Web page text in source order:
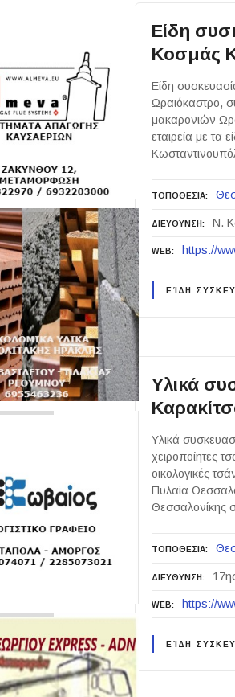
Είδη
Κοσμάς
Είδη
Ωραιόκαστρο,
μακαρονιών
εταιρεία με τα
ΤΟΠΟΘΕΣΙΑ
ΔΙΕΥΘΥΝΣΗ Ν.
WEB https://
ΕΊΔΗ
Υλικά
Υλικά
χειροποίητες
οικολογικές
Πυλαία
Θεσσαλονίκης
ΤΟΠΟΘΕΣΙΑ
ΔΙΕΥΘΥΝΣΗ
WEB https://
ΕΊΔΗ